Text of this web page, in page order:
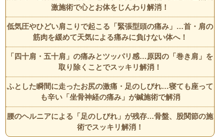
激施術で心とお体をじんわり解消！
低気圧やひどい肩こりで起こる「緊張型頭の痛み」…首・肩の
筋肉を緩めて天気による痛みに負けない体へ！
「四十肩・五十肩」の痛みとツッパリ感…原因の「巻き肩」を
取り除くことでスッキリ解消！
ふとした瞬間に走ったお尻の激痛・足のしびれ…寝ても座って
も辛い「坐骨神経の痛み」が鍼施術で解消
腰のヘルニアによる「足のしびれ」が残存…骨盤、股関節の施
術でスッキリ解消！